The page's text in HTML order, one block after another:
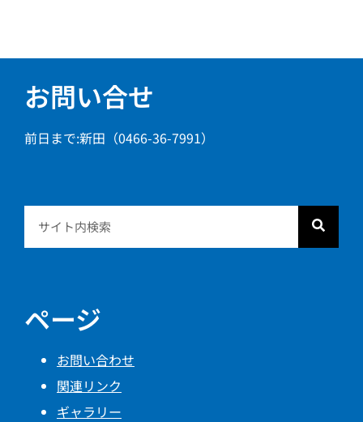
お問い合せ
前日まで:新田（0466-36-7991）
ページ
お問い合わせ
関連リンク
ギャラリー